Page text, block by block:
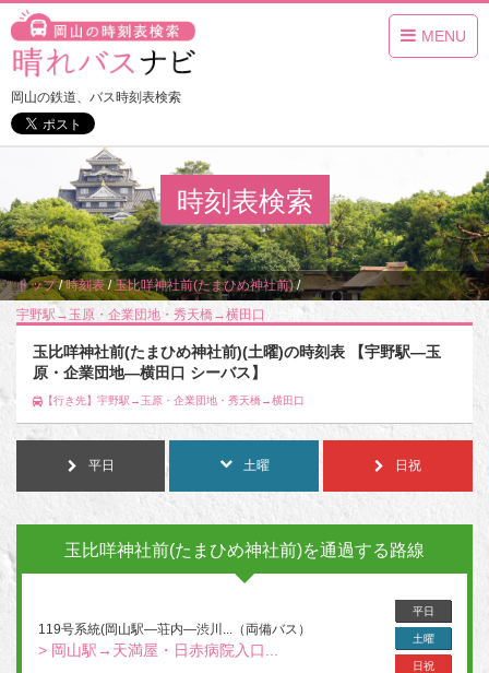
MENU
岡山の鉄道、バス時刻表検索
時刻表検索
トップ/時刻表/玉比咩神社前(たまひめ神社前)/
宇野駅→玉原・企業団地・秀天橋→横田口
玉比咩神社前(たまひめ神社前)(土曜)の時刻表 【宇野駅―玉
原・企業団地―横田口 シーバス】
【行き先】宇野駅→玉原・企業団地・秀天橋→横田口
平日 土曜 日祝
玉比咩神社前(たまひめ神社前)を通過する路線
119号系統(岡山駅―荘内―渋川...（両備バス）
> 岡山駅→天満屋・日赤病院入口...
平日
土曜
日祝